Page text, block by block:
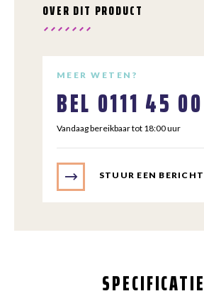
OVER DIT PRODUCT
MEER WETEN?
BEL 0111 45
Vandaag bereikbaar tot 18:00 uur
STUUR EEN BERICHT